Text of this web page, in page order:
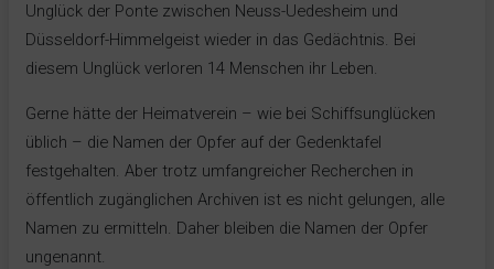
Unglück der Ponte zwischen Neuss-Uedesheim und
Düsseldorf-Himmelgeist wieder in das Gedächtnis. Bei
diesem Unglück verloren 14 Menschen ihr Leben.
Gerne hätte der Heimatverein – wie bei Schiffsunglücken
üblich – die Namen der Opfer auf der Gedenktafel
festgehalten. Aber trotz umfangreicher Recherchen in
öffentlich zugänglichen Archiven ist es nicht gelungen, alle
Namen zu ermitteln. Daher bleiben die Namen der Opfer
ungenannt.